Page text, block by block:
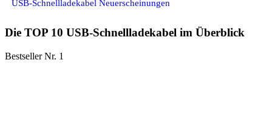
USB-Schnellladekabel Neuerscheinungen
Die TOP 10 USB-Schnellladekabel im Überblick
Bestseller Nr. 1